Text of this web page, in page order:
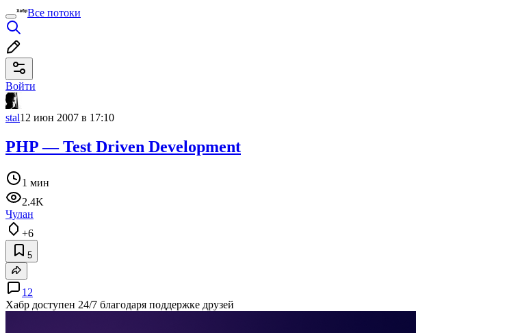
Все потоки
Войти
stal12 июн 2007 в 17:10
PHP — Test Driven Development
1 мин
2.4K
Чулан
+6
5
12
Хабр доступен 24/7 благодаря поддержке друзей